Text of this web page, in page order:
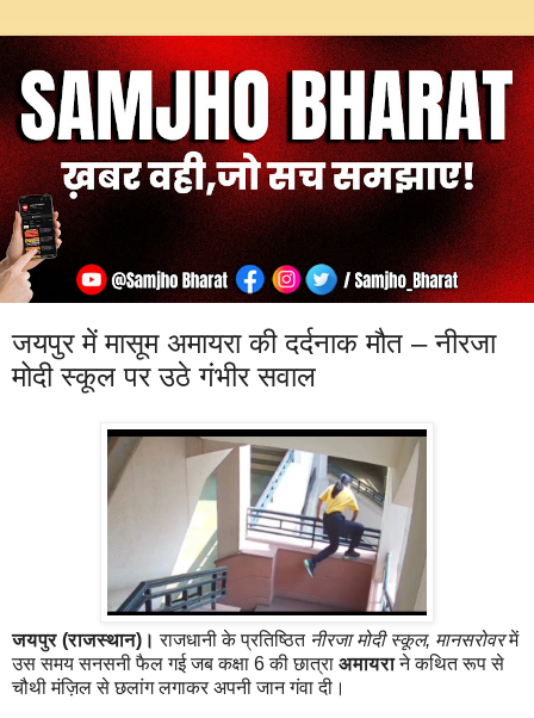
जयपुर में मासूम अमायरा की दर्दनाक मौत – नीरजा
मोदी स्कूल पर उठे गंभीर सवाल
जयपुर (राजस्थान)। राजधानी के प्रतिष्ठित नीरजा मोदी स्कूल, मानसरोवरमें
उस समय सनसनी फैल गई जब कक्षा 6 की छात्रा अमायराने कथित रूप से
चौथी मंज़िल से छलांग लगाकर अपनी जान गंवा दी।